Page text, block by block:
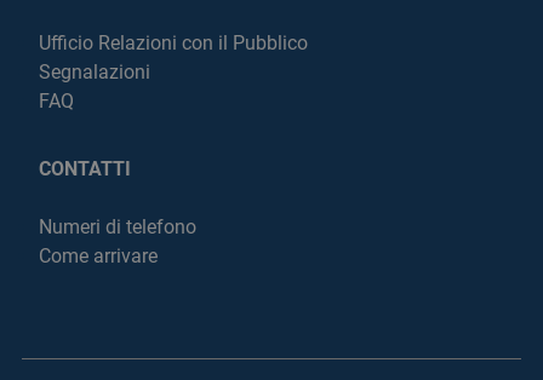
Ufficio Relazioni con il Pubblico
Segnalazioni
FAQ
CONTATTI
Numeri di telefono
Come arrivare